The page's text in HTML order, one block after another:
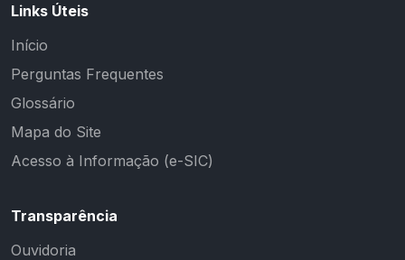
Links Úteis
Início
Perguntas Frequentes
Glossário
Mapa do Site
Acesso à Informação (e-SIC)
Transparência
Ouvidoria